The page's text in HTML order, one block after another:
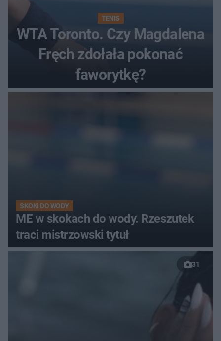
TENIS
WTA Toronto. Czy Magdalena
Fręch zdołała pokonać
faworytkę?
SKOKI DO WODY
ME w skokach do wody. Rzeszutek
traci mistrzowski tytuł
31